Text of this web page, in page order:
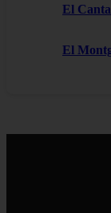
El
El